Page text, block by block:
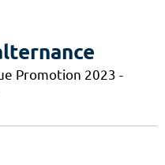
Promotion 2023 -